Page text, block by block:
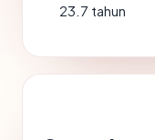
23.7 tahun